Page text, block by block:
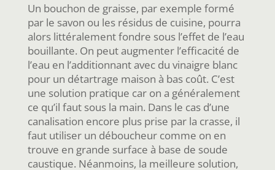
Un bouchon de graisse, par exemple formé
par le savon ou les résidus de cuisine, pourra
alors littéralement fondre sous l’effet de l’eau
bouillante. On peut augmenter l’efficacité de
l’eau en l’additionnant avec du vinaigre blanc
pour un détartrage maison à bas coût. C’est
une solution pratique car on a généralement
ce qu’il faut sous la main. Dans le cas d’une
canalisation encore plus prise par la crasse, il
faut utiliser un déboucheur comme on en
trouve en grande surface à base de soude
caustique. Néanmoins, la meilleure solution,